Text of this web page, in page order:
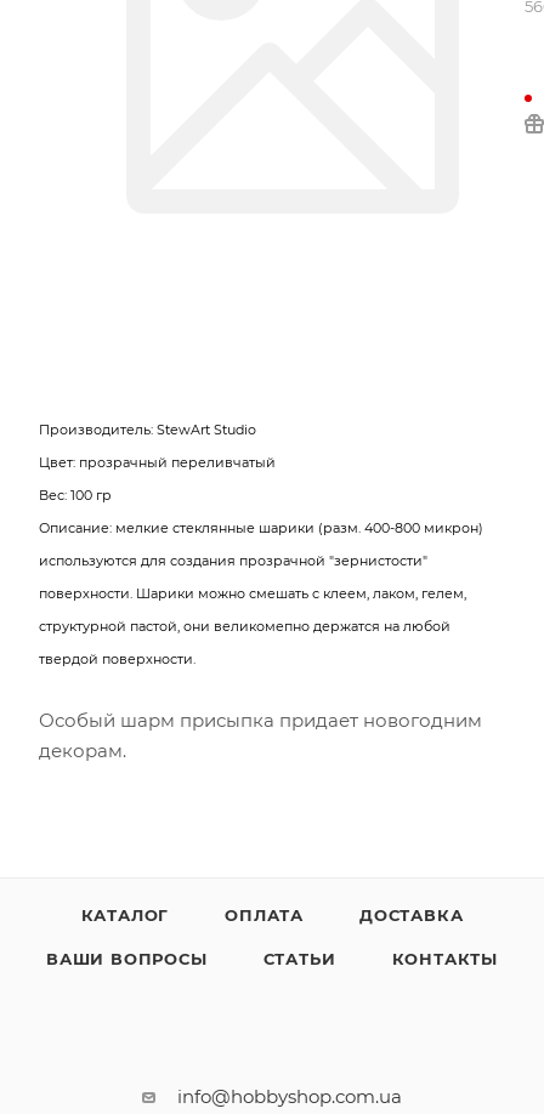
Производитель: StewArt Studio
Цвет: прозрачный переливчатый
Вес: 100 гр
Описание: мелкие стеклянные шарики (разм. 400-800 микрон)
используются для создания прозрачной "зернистости"
поверхности. Шарики можно смешать с клеем, лаком, гелем,
структурной пастой, они великомепно держатся на любой
твердой поверхности.
Особый шарм присыпка придает новогодним
декорам.
КАТАЛОГ ОПЛАТА ДОСТАВКА
ВАШИ ВОПРОСЫ СТАТЬИ КОНТАКТЫ
info@hobbyshop.com.ua